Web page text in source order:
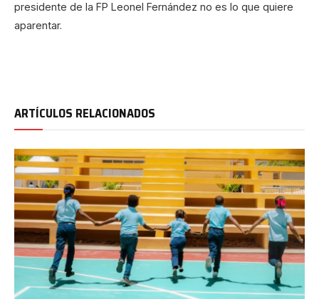
presidente de la FP Leonel Fernández no es lo que quiere
aparentar.
ARTÍCULOS RELACIONADOS